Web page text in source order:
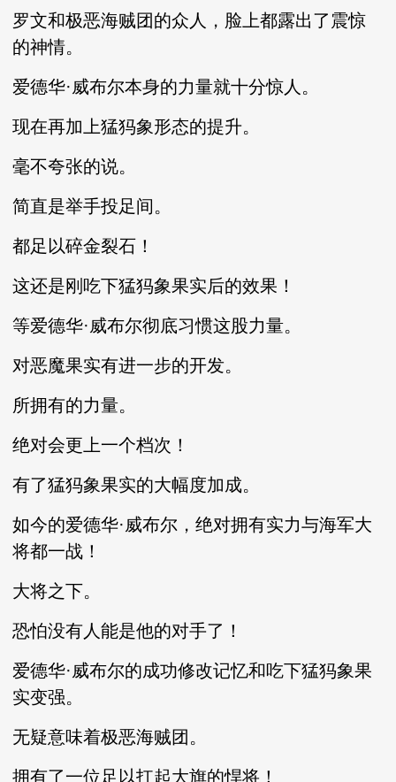
罗文和极恶海贼团的众人，脸上都露出了震惊
的神情。
爱德华·威布尔本身的力量就十分惊人。
现在再加上猛犸象形态的提升。
毫不夸张的说。
简直是举手投足间。
都足以碎金裂石！
这还是刚吃下猛犸象果实后的效果！
等爱德华·威布尔彻底习惯这股力量。
对恶魔果实有进一步的开发。
所拥有的力量。
绝对会更上一个档次！
有了猛犸象果实的大幅度加成。
如今的爱德华·威布尔，绝对拥有实力与海军大
将都一战！
大将之下。
恐怕没有人能是他的对手了！
爱德华·威布尔的成功修改记忆和吃下猛犸象果
实变强。
无疑意味着极恶海贼团。
拥有了一位足以扛起大旗的悍将！